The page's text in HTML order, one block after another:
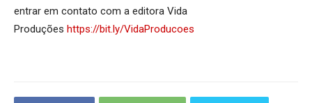
entrar em contato com a editora Vida
Produções https://bit.ly/VidaProducoes